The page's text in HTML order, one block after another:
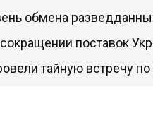
обмена
поставок
тайную встречу